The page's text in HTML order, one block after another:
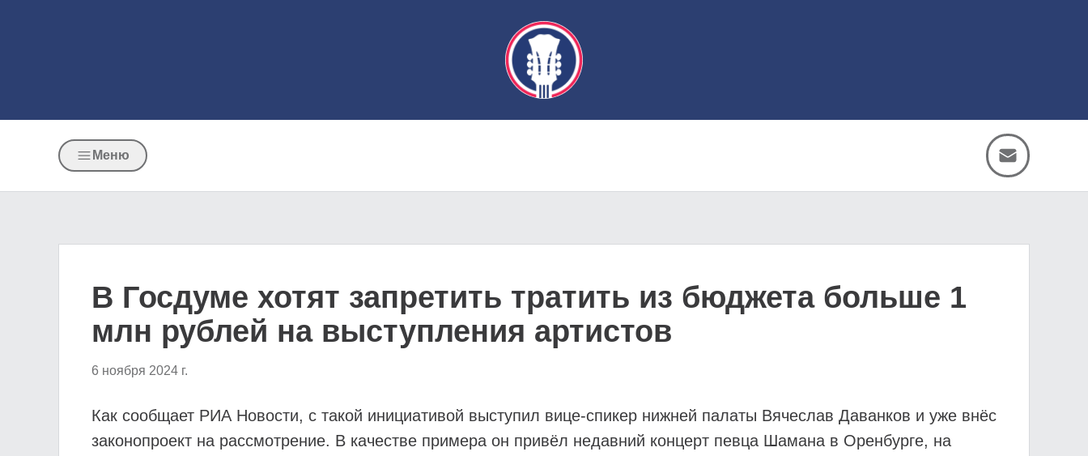
Меню
В Госдуме хотят запретить тратить из бюджета больше 1
млн рублей на выступления артистов
6 ноября 2024 г.
Как сообщает РИА Новости, с такой инициативой выступил вице-спикер нижней палаты Вячеслав Даванков и уже внёс
законопроект на рассмотрение. В качестве примера он привёл недавний концерт певца Шамана в Оренбурге, на